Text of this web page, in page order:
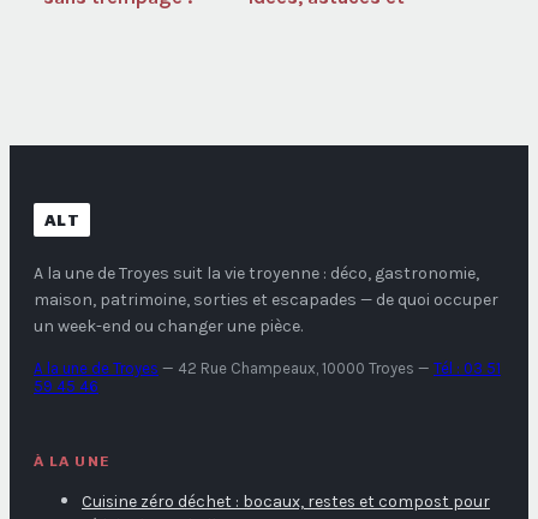
ALT
A la une de Troyes suit la vie troyenne : déco, gastronomie,
maison, patrimoine, sorties et escapades — de quoi occuper
un week-end ou changer une pièce.
A la une de Troyes — 42 Rue Champeaux, 10000 Troyes — Tél : 03 51
59 45 46
À LA UNE
Cuisine zéro déchet : bocaux, restes et compost pour